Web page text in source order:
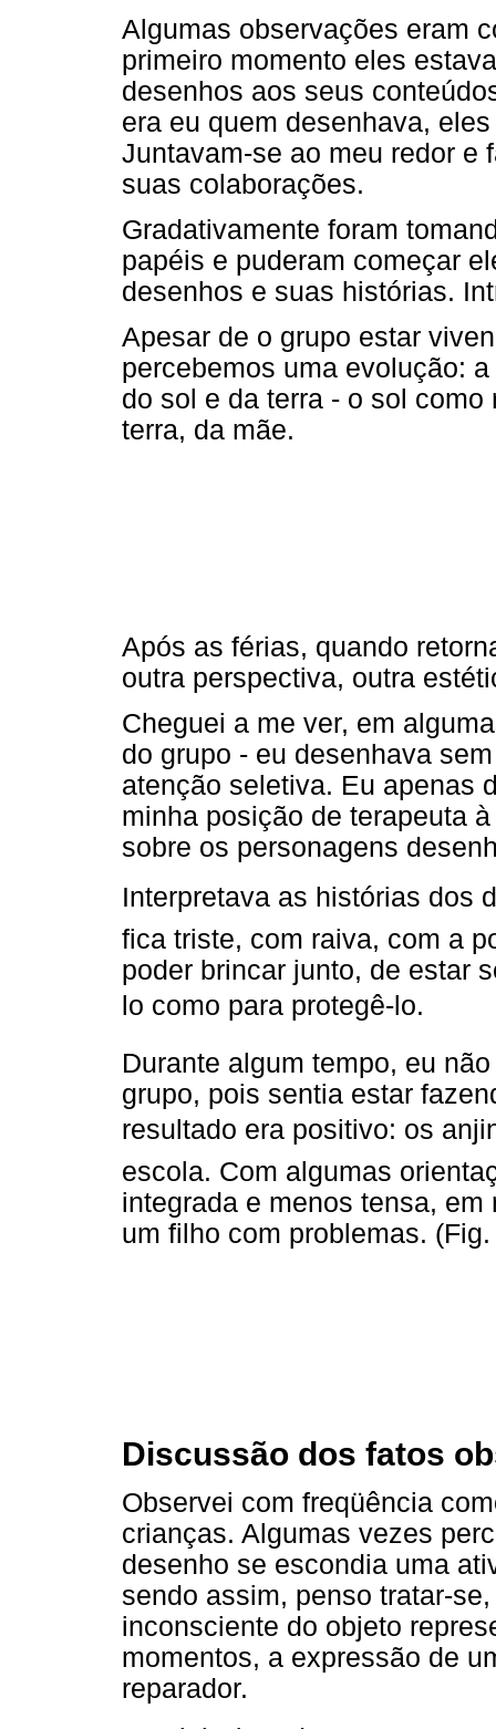
Algumas observações eram
primeiro momento eles
desenhos aos seus
era eu quem desenhava,
Juntavam-se ao meu redor e
suas colaborações.
Gradativamente foram
papéis e puderam começar
desenhos e suas histórias.
Apesar de o grupo estar
percebemos uma evolução:
do sol e da terra - o sol
terra, da mãe.
Após as férias, quando
outra perspectiva, outra
Cheguei a me ver, em
do grupo - eu desenhava
atenção seletiva. Eu apenas
minha posição de terapeuta
sobre os personagens
Interpretava as histórias dos
fica triste, com raiva, com a
poder brincar junto, de estar
lo como para protegê-lo.
Durante algum tempo, eu
grupo, pois sentia estar
resultado era positivo: os
escola. Com algumas
integrada e menos tensa,
um filho com problemas. (Fig.
Discussão dos fatos
Observei com freqüência
crianças. Algumas vezes
desenho se escondia uma
sendo assim, penso tratar-
inconsciente do objeto
momentos, a expressão de
reparador.